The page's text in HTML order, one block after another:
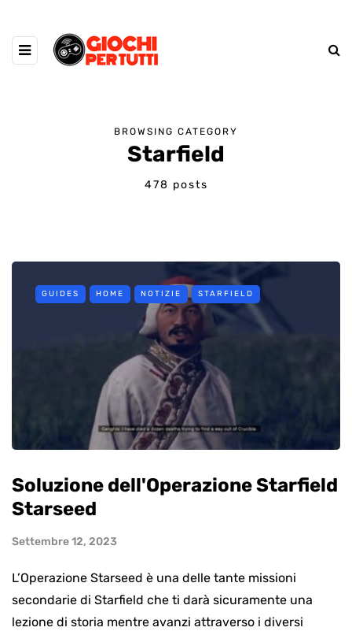
BROWSING CATEGORY
Starfield
478 posts
GUIDES HOME NOTIZIE STARFIELD
Soluzione dell'Operazione Starfield
Starseed
Settembre 12, 2023
L’Operazione Starseed è una delle tante missioni
secondarie di Starfield che ti darà sicuramente una
lezione di storia mentre avanzi attraverso i diversi